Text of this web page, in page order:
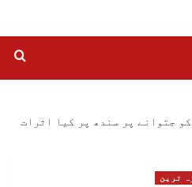
جتوانے پر سندھ پر کیا اثرات
ترین